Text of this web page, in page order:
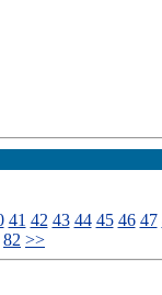
41 42 43 44 45 46 47
82 >>